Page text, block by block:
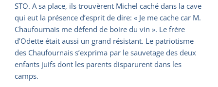
STO. A sa place, ils trouvèrent Michel caché dans la cave
qui eut la présence d’esprit de dire: « Je me cache car M.
Chaufournais me défend de boire du vin ». Le frère
d’Odette était aussi un grand résistant. Le patriotisme
des Chaufournais s’exprima par le sauvetage des deux
enfants juifs dont les parents disparurent dans les
camps.